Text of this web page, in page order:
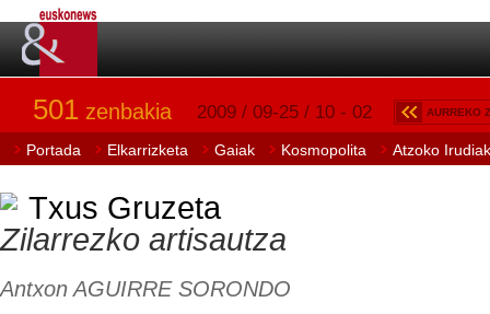
501 zenbakia 2009 / 09-25 / 10 - 02 AURREKO
Portada Elkarrizketa Gaiak Kosmopolita Atzoko Irudiak
Txus Gruzeta
Zilarrezko artisautza
Antxon AGUIRRE SORONDO